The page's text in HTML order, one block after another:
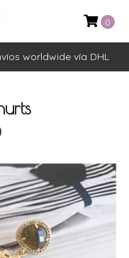
worldwide vía DHL
0